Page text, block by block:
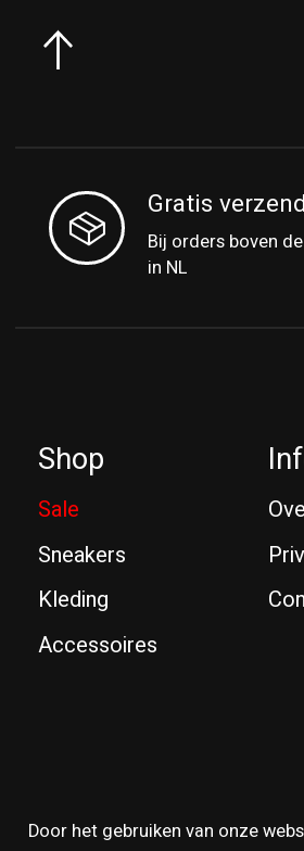
Gratis
Bij orders boven
in NL
Shop
Sale
Sneakers
Kleding
Accessoires
Door het gebruiken van onze